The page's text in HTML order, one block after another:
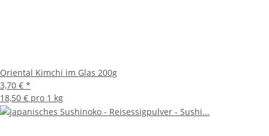
Oriental Kimchi im Glas 200g
3,70 € *
18,50 € pro 1 kg